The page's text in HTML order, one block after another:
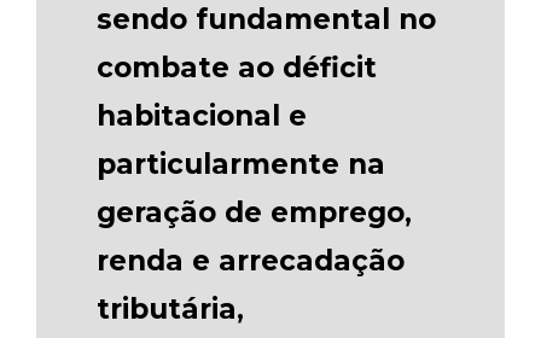
sendo fundamental no
combate ao déficit
habitacional e
particularmente na
geração de emprego,
renda e arrecadação
tributária,